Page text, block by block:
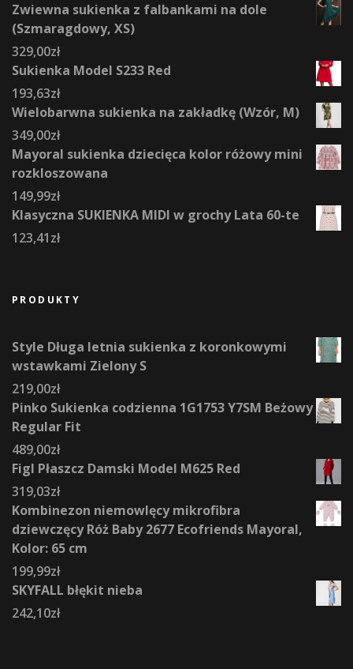
Zwiewna sukienka z falbankami na dole
(Szmaragdowy, XS)
329,00zł
Sukienka Model S233 Red
193,63zł
Wielobarwna sukienka na zakładkę (Wzór, M)
349,00zł
Mayoral sukienka dziecięca kolor różowy mini
rozkloszowana
149,99zł
Klasyczna SUKIENKA MIDI w grochy Lata 60-te
123,41zł
PRODUKTY
Style Długa letnia sukienka z koronkowymi
wstawkami Zielony S
219,00zł
Pinko Sukienka codzienna 1G1753 Y7SM Beżowy
Regular Fit
489,00zł
Figl Płaszcz Damski Model M625 Red
319,03zł
Kombinezon niemowlęcy mikrofibra
dziewczęcy Róż Baby 2677 Ecofriends Mayoral,
Kolor: 65 cm
199,99zł
SKYFALL błękit nieba
242,10zł